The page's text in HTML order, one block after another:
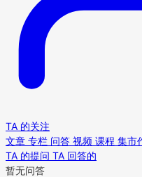
TA 的关注
文章 专栏 问答 视频 课程 集市
TA 的提问 TA 回答的
暂无问答